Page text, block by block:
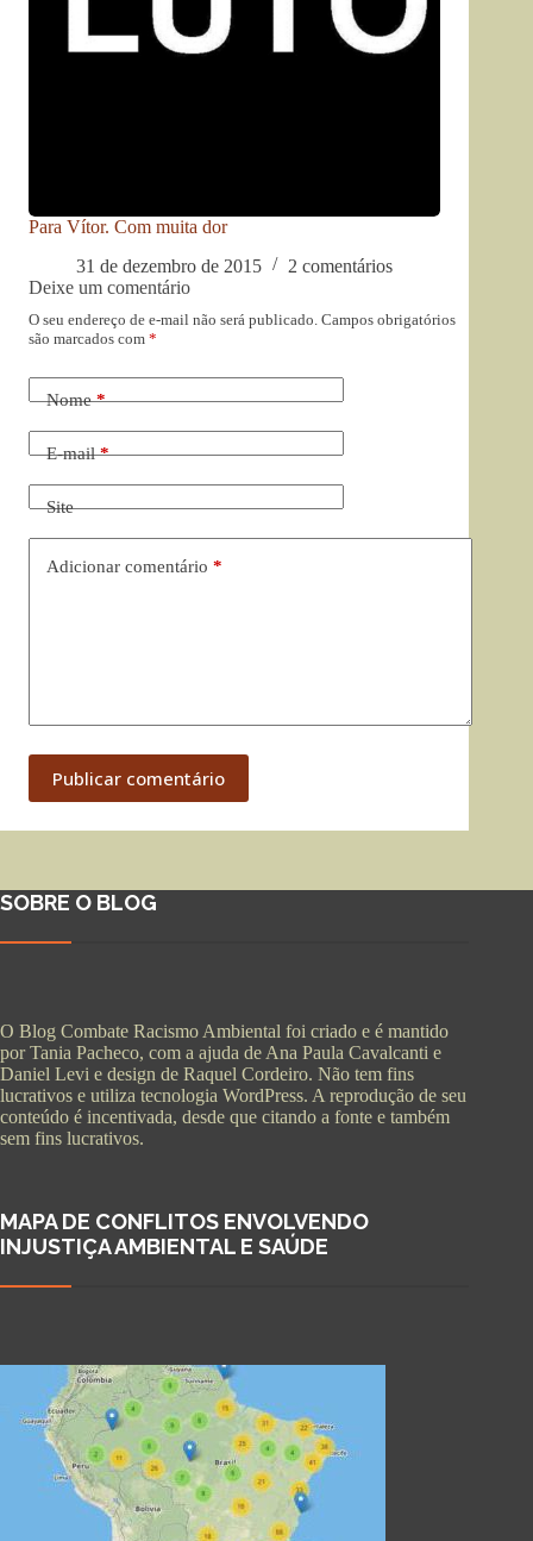
Para Vítor. Com muita dor
31 de dezembro de 2015
2 comentários
Deixe um comentário
O seu endereço de e-mail não será publicado. Campos obrigatórios
são marcados com *
Nome*
E-mail*
Site
Adicionar comentário *
Publicar comentário
SOBRE O BLOG
O Blog Combate Racismo Ambiental foi criado e é mantido
por Tania Pacheco, com a ajuda de Ana Paula Cavalcanti e
Daniel Levi e design de Raquel Cordeiro. Não tem fins
lucrativos e utiliza tecnologia WordPress. A reprodução de seu
conteúdo é incentivada, desde que citando a fonte e também
sem fins lucrativos.
MAPA DE CONFLITOS ENVOLVENDO
INJUSTIÇA AMBIENTAL E SAÚDE